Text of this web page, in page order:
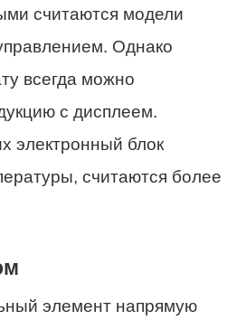
считаются модели
Однако
всегда можно
с дисплеем.
электронный блок
считаются более
элемент напрямую